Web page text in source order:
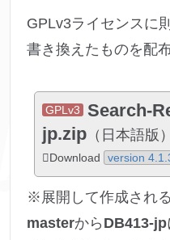
GPLv3ライセンスに
書き換えたものを配
GPLv3
Search-
jp.zip （日本語版）
Download version
※展開して作成され
masterから DB413-jp